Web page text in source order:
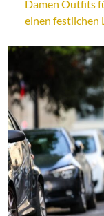
Damen Outfits
einen festlichen